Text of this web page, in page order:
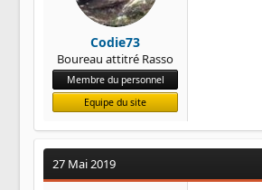
Codie73
Boureau attitré Rasso
Membre du personnel
Equipe du site
27 Mai 2019